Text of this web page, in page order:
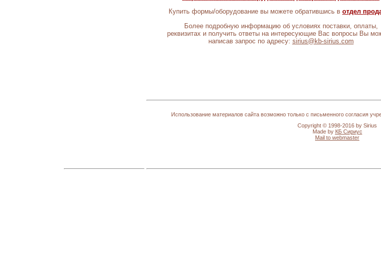
Купить формы/оборудование вы можете обратившись в отдел
Более подробную информацию об условиях поставки, оплаты,
реквизитах и получить ответы на интересующие Вас вопросы Вы
написав запрос по адресу: sirius@kb-sirius.com
Использование материалов сайта возможно только с письменного согласия
Copyright © 1998-2016 by Sirius
Made by КБ Сириус
Mail to webmaster